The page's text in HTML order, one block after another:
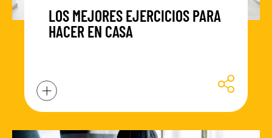
LOS MEJORES EJERCICIOS PARA
HACER EN CASA